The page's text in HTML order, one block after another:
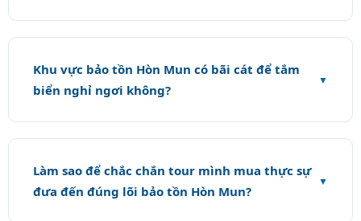
Khu vực bảo tồn Hòn Mun có bãi cát để tắm
biển nghỉ ngơi không?
Làm sao để chắc chắn tour mình mua thực sự
đưa đến đúng lõi bảo tồn Hòn Mun?